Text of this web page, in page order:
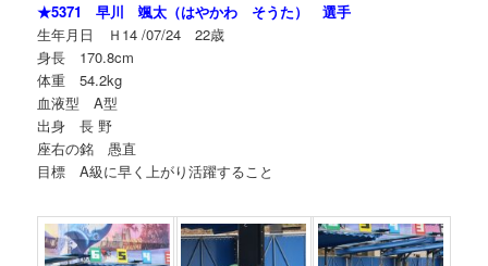
★5371 早川 颯太（はやかわ そうた） 選手
生年月日 Ｈ14 /07/24 22歳
身長 170.8cm
体重 54.2kg
血液型 A型
出身 長 野
座右の銘 愚直
目標 A級に早く上がり活躍すること